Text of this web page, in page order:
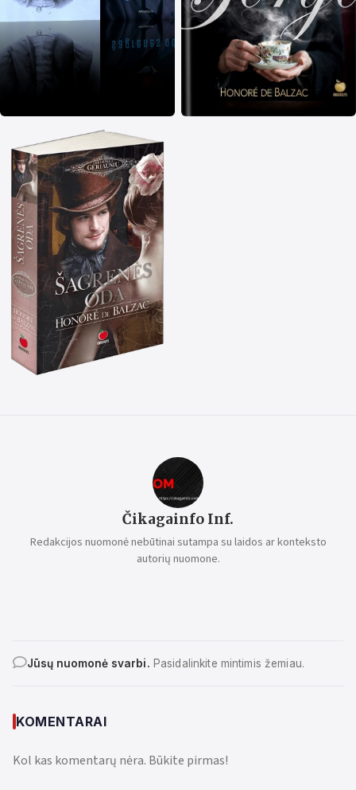
Čikagainfo Inf.
Redakcijos nuomonė nebūtinai sutampa su laidos ar konteksto
autorių nuomone.
Jūsų nuomonė svarbi. Pasidalinkite mintimis žemiau.
KOMENTARAI
Kol kas komentarų nėra. Būkite pirmas!